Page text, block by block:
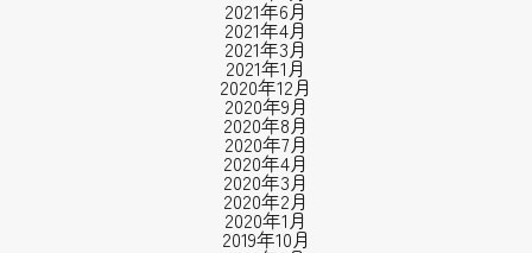
2021年6月
2021年4月
2021年3月
2021年1月
2020年12月
2020年9月
2020年8月
2020年7月
2020年4月
2020年3月
2020年2月
2020年1月
2019年10月